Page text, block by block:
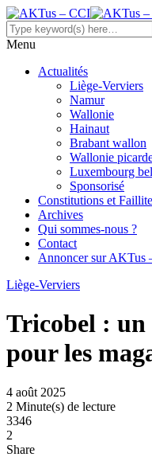
Menu
Actualités
Liège-Verviers
Namur
Wallonie
Hainaut
Brabant wallon
Wallonie
Luxembourg
Sponsorisé
Constitutions et
Archives
Qui sommes-nous ?
Contact
Annoncer sur AKTus
Liège-Verviers
Tricobel : un
pour les
4 août 2025
2 Minute(s) de lecture
3346
2
Share